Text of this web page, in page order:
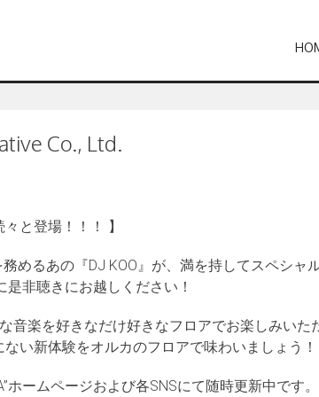
Co., Ltd.
々と登場！！！ 】
めるあの『DJ KOO』が、満を持してスペシャ
非聴きにお越しください！
音楽を好きなだけ好きなフロアでお楽しみいた
い新体験をオルカのフロアで味わいましょう！
ホームページおよび各SNSにて随時更新中です。